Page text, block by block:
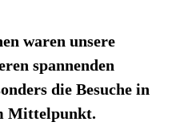
waren unsere
spannenden
die Besuche in
Mittelpunkt.